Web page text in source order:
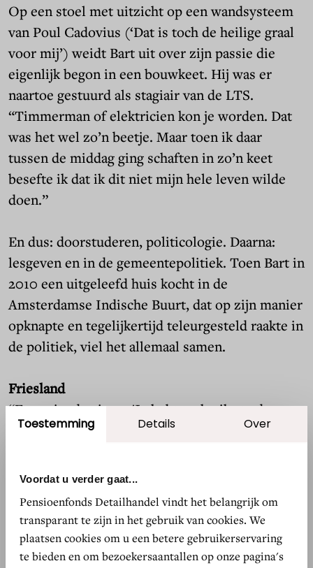
Toestemming Details Over
Voordat u verder gaat...
Pensioenfonds Detailhandel vindt het belangrijk om
transparant te zijn in het gebruik van cookies. We
plaatsen cookies om u een betere gebruikerservaring
te bieden en om bezoekersaantallen op onze pagina's
Op een stoel met uitzicht op een wandsysteem
van Poul Cadovius (‘Dat is toch de heilige graal
voor mij’) weidt Bart uit over zijn passie die
eigenlijk begon in een bouwkeet. Hij was er
naartoe gestuurd als stagiair van de LTS.
“Timmerman of elektricien kon je worden. Dat
was het wel zo’n beetje. Maar toen ik daar
tussen de middag ging schaften in zo’n keet
besefte ik dat ik dit niet mijn hele leven wilde
doen.”
En dus: doorstuderen, politicologie. Daarna:
lesgeven en in de gemeentepolitiek. Toen Bart in
2010 een uitgeleefd huis kocht in de
Amsterdamse Indische Buurt, dat op zijn manier
opknapte en tegelijkertijd teleurgesteld raakte in
de politiek, viel het allemaal samen.
Friesland
“Een vriend zei me: 'Je hebt toch niks te doen,
waarom ga je niet mee naar Friesland? Gaan we
verkopen we die in Amsterdam op een
vintagemarktje.' Het werd een succes! Het is de
kick als je wat aan te bieden hebt, dat ze dat leuk
vinden en dat je daar winst op kunt pakken. Het
was mijn eerste ervaring als ondernemer en ik